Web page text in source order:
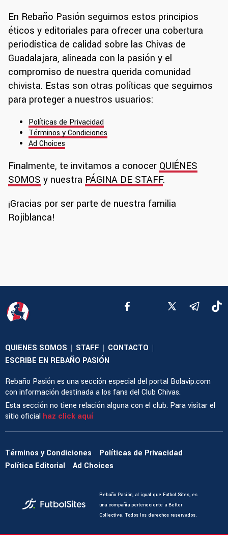
En Rebaño Pasión seguimos estos principios
éticos y editoriales para ofrecer una cobertura
periodística de calidad sobre las Chivas de
Guadalajara, alineada con la pasión y el
compromiso de nuestra querida comunidad
chivista. Estas son otras políticas que seguimos
para proteger a nuestros usuarios:
Políticas de Privacidad
Términos y Condiciones
Ad Choices
Finalmente, te invitamos a conocer QUIÉNES
SOMOS y nuestra PÁGINA DE STAFF.
¡Gracias por ser parte de nuestra familia
Rojiblanca!
QUIENES SOMOS | STAFF | CONTACTO |
ESCRIBE EN REBAÑO PASIÓN
Rebaño Pasión es una sección especial del portal Bolavip.com
con información destinada a los fans del Club Chivas.
Esta sección no tiene relación alguna con el club. Para visitar el
sitio oficial haz click aquí
Términos y Condiciones
Políticas de Privacidad
Política Editorial
Ad Choices
Rebaño Pasión, al igual que Futbol Sites, es
una compañía perteneciente a Better
Collective. Todos los derechos reservados.